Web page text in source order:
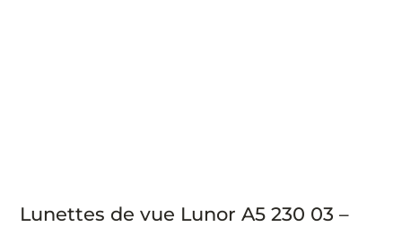
Lunettes de vue Lunor A5 230 03 –